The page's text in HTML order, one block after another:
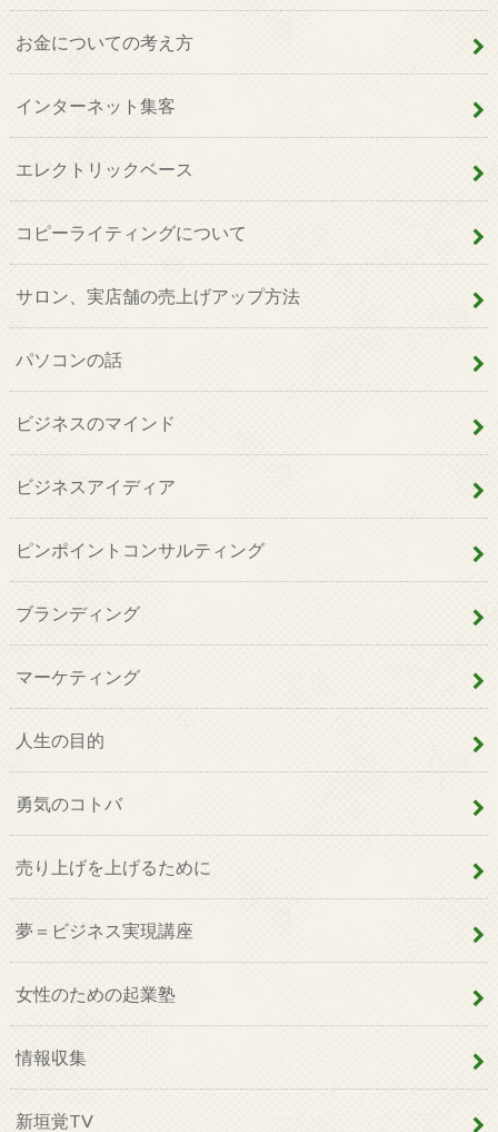
お金についての考え方
インターネット集客
エレクトリックベース
コピーライティングについて
サロン、実店舗の売上げアップ方法
パソコンの話
ビジネスのマインド
ビジネスアイディア
ピンポイントコンサルティング
ブランディング
マーケティング
人生の目的
勇気のコトバ
売り上げを上げるために
夢＝ビジネス実現講座
女性のための起業塾
情報収集
新垣覚TV